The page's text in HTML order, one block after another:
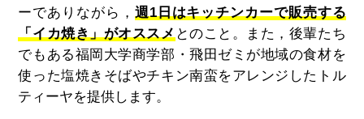
ーでありながら， 週1日はキッチンカーで販売する
「イカ焼き」がオススメとのこと。また，後輩たち
でもある福岡大学商学部・飛田ゼミが地域の食材を
使った塩焼きそばやチキン南蛮をアレンジしたトル
ティーヤを提供します。